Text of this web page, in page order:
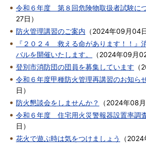
令和６年度 第８回危険物取扱者試験に
27日 ）
防火管理講習のご案内 （2024年09月04
『２０２４ 救える命があります！！』
バルを開催いたします。
（2024年09月
登別市消防団の団員を募集しています （
令和６年度甲種防火管理再講習のお知ら
日 ）
防火懇談会をしませんか？
（2024年08
令和６年度 住宅用火災警報器設置率調
日 ）
花火で遊ぶ時は気をつけましょう
（2024